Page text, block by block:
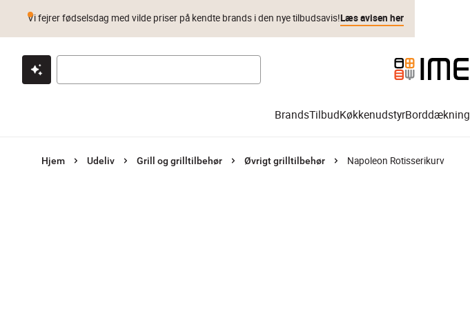
Klik & hent Byt i 1 år Prismatch
Vi fejrer fødselsdag med vilde priser på kendte brands i den nye tilbudsavis!Læs avisen her
BrandsTilbudKøkkenudstyrBorddækning
Hjem Udeliv Grill og grilltilbehør Øvrigt grilltilbehør Napoleon Rotisserikurv